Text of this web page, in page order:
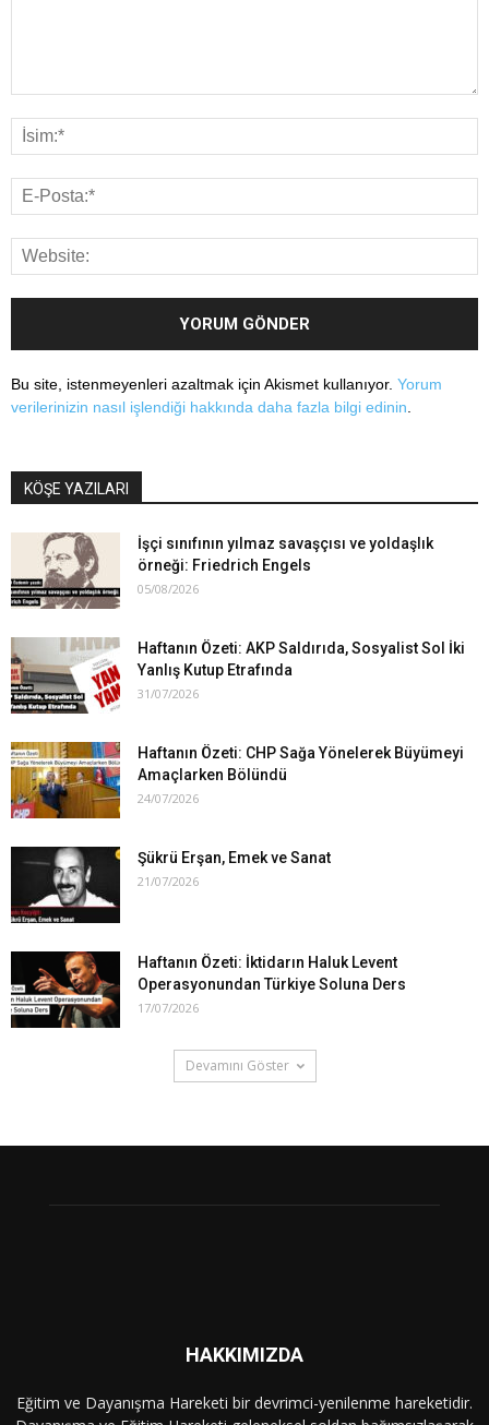
Bu site, istenmeyenleri azaltmak için Akismet kullanıyor. Yorum
verilerinizin nasıl işlendiği hakkında daha fazla bilgi edinin
KÖŞE YAZILARI
İşçi sınıfının yılmaz savaşçısı ve yoldaşlık
örneği: Friedrich Engels
05/08/2026
Haftanın Özeti: AKP Saldırıda, Sosyalist Sol İki
Yanlış Kutup Etrafında
31/07/2026
Haftanın Özeti: CHP Sağa Yönelerek Büyümeyi
Amaçlarken Bölündü
24/07/2026
Şükrü Erşan, Emek ve Sanat
21/07/2026
Haftanın Özeti: İktidarın Haluk Levent
Operasyonundan Türkiye Soluna Ders
17/07/2026
Devamını Göster
HAKKIMIZDA
Eğitim ve Dayanışma Hareketi bir devrimci-yenilenme hareketidir.